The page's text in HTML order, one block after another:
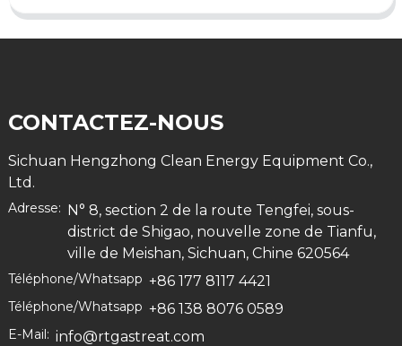
CONTACTEZ-NOUS
Sichuan Hengzhong Clean Energy Equipment Co.,
Ltd.
Adresse: N° 8, section 2 de la route Tengfei, sous-
district de Shigao, nouvelle zone de Tianfu,
ville de Meishan, Sichuan, Chine 620564
Téléphone/Whatsapp +86 177 8117 4421
Téléphone/Whatsapp +86 138 8076 0589
E-Mail: info@rtgastreat.com